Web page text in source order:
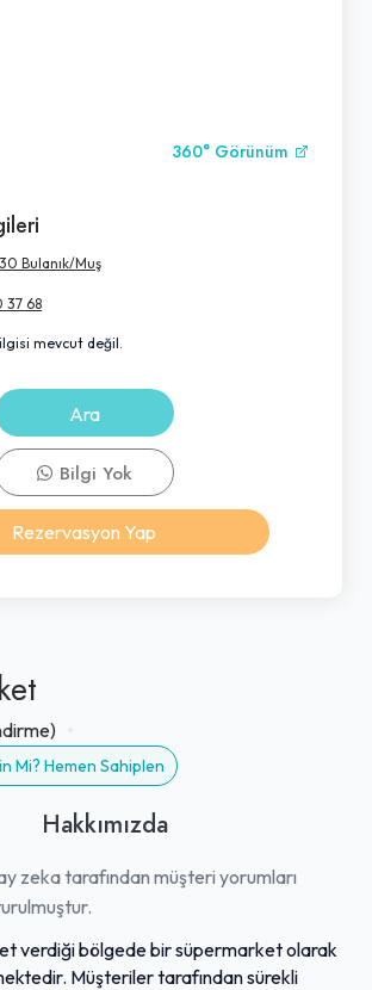
Mi? Hemen Sahiplen
Hakkımızda
zeka tarafından müşteri yorumları
verdiği bölgede bir süpermarket olarak
Müşteriler tarafından sürekli
360° Görünüm
Bulanık/Muş
37 68
mevcut değil.
Ara
Bilgi Yok
Rezervasyon Yap